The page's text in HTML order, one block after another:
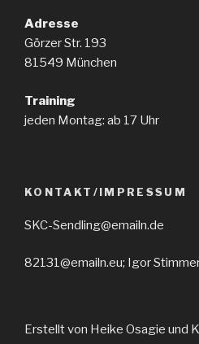
Adresse
Görzer Str. 193
81549 München
Training
jeden Montag: ab 17 Uhr
KONTAKT/IMPRESSUM
SKC-Sendling@emailn.de
82131@emailn.eu; Igor
Erstellt von Heike Osagie und